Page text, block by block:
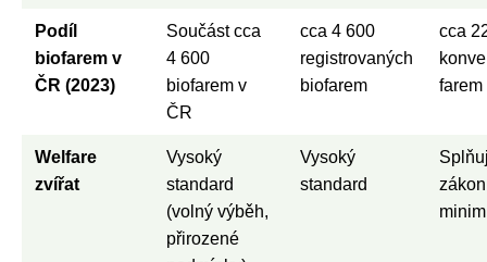
Podíl
biofarem v
ČR (2023)
Součást cca
4 600
biofarem v
ČR
cca 4 600
registrovaných
biofarem
cca
farem
Welfare
zvířat
Vysoký
standard
(volný výběh,
přirozené
Vysoký
standard